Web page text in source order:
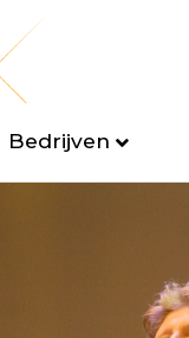
Bedrijven